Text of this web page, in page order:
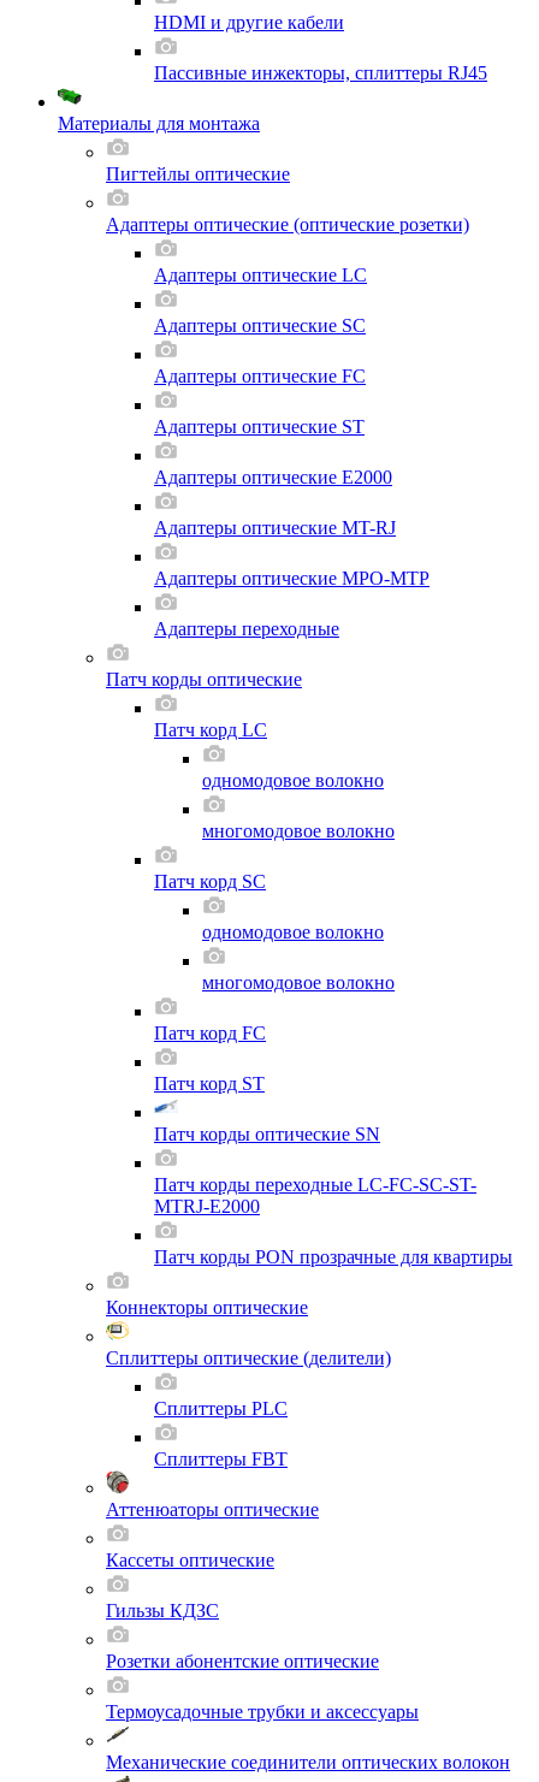
HDMI и другие кабели
Пассивные инжекторы, сплиттеры RJ45
Материалы для монтажа
Пигтейлы оптические
Адаптеры оптические (оптические розетки)
Адаптеры оптические LC
Адаптеры оптические SC
Адаптеры оптические FC
Адаптеры оптические ST
Адаптеры оптические E2000
Адаптеры оптические MT-RJ
Адаптеры оптические MPO-MTP
Адаптеры переходные
Патч корды оптические
Патч корд LC
одномодовое волокно
многомодовое волокно
Патч корд SC
одномодовое волокно
многомодовое волокно
Патч корд FC
Патч корд ST
Патч корды оптические SN
Патч корды переходные LC-FC-SC-ST-
MTRJ-E2000
Патч корды PON прозрачные для квартиры
Коннекторы оптические
Сплиттеры оптические (делители)
Сплиттеры PLC
Сплиттеры FBT
Аттенюаторы оптические
Кассеты оптические
Гильзы КДЗС
Розетки абонентские оптические
Термоусадочные трубки и аксессуары
Механические соединители оптических волокон